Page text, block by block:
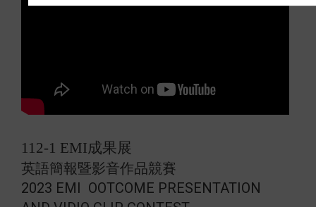
112-1 EMI成果展
英語簡報暨影音作品競賽
2023 EMI OOTCOME PRESENTATION